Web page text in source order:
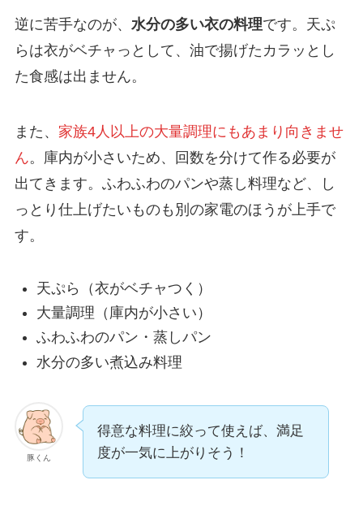
逆に苦手なのが、 水分の多い衣の料理です。天ぷ
らは衣がベチャっとして、油で揚げたカラッとし
た食感は出ません。
また、 家族4人以上の大量調理にもあまり向きませ
ん。庫内が小さいため、回数を分けて作る必要が
出てきます。ふわふわのパンや蒸し料理など、し
っとり仕上げたいものも別の家電のほうが上手で
す。
天ぷら（衣がベチャつく）
大量調理（庫内が小さい）
ふわふわのパン・蒸しパン
水分の多い煮込み料理
豚くん
得意な料理に絞って使えば、満足
度が一気に上がりそう！